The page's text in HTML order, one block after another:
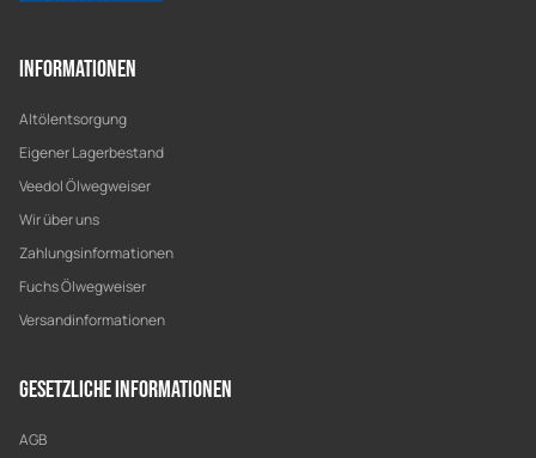
Informationen
Altölentsorgung
Eigener Lagerbestand
Veedol Ölwegweiser
Wir über uns
Zahlungsinformationen
Fuchs Ölwegweiser
Versandinformationen
Gesetzliche Informationen
AGB